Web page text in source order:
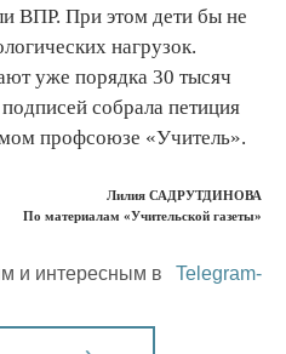
ВПР. При этом дети бы не
нагрузок.
уже порядка 30 тысяч
собрала петиция
профсоюзе «Учитель».
Лилия САДРУТДИНОВА
По материалам «Учительской газеты»
и интересным в
Telegram-